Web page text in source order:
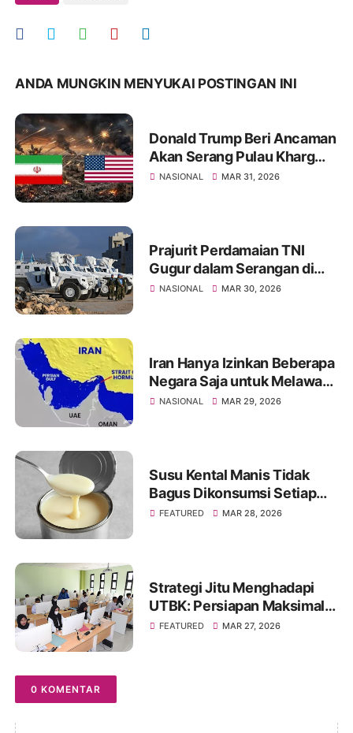
ANDA MUNGKIN MENYUKAI POSTINGAN INI
Donald Trump Beri Ancaman
Akan Serang Pulau Kharg
Bila Kesepakatan Damai
NASIONAL MAR 31, 2026
Prajurit Perdamaian TNI
Gugur dalam Serangan di
Libanon, Israel Diduga yang
NASIONAL MAR 30, 2026
Iran Hanya Izinkan Beberapa
Negara Saja untuk Melawati
Selat Hormuz, Ini Daftarnya
NASIONAL MAR 29, 2026
Susu Kental Manis Tidak
Bagus Dikonsumsi Setiap
Hari? Simak Penjelasannya
FEATURED MAR 28, 2026
Strategi Jitu Menghadapi
UTBK: Persiapan Maksimal
untuk Hasil Optimal
FEATURED MAR 27, 2026
0 KOMENTAR